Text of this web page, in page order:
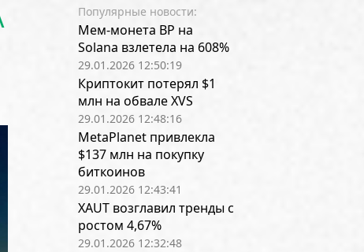
Популярные новости:
Мем-монета BP на
Solana взлетела на 608%
29.01.2026 12:50:19
Криптокит потерял $1
млн на обвале XVS
29.01.2026 12:48:16
MetaPlanet привлекла
$137 млн на покупку
биткоинов
29.01.2026 12:43:41
XAUT возглавил тренды с
ростом 4,67%
29.01.2026 12:32:48